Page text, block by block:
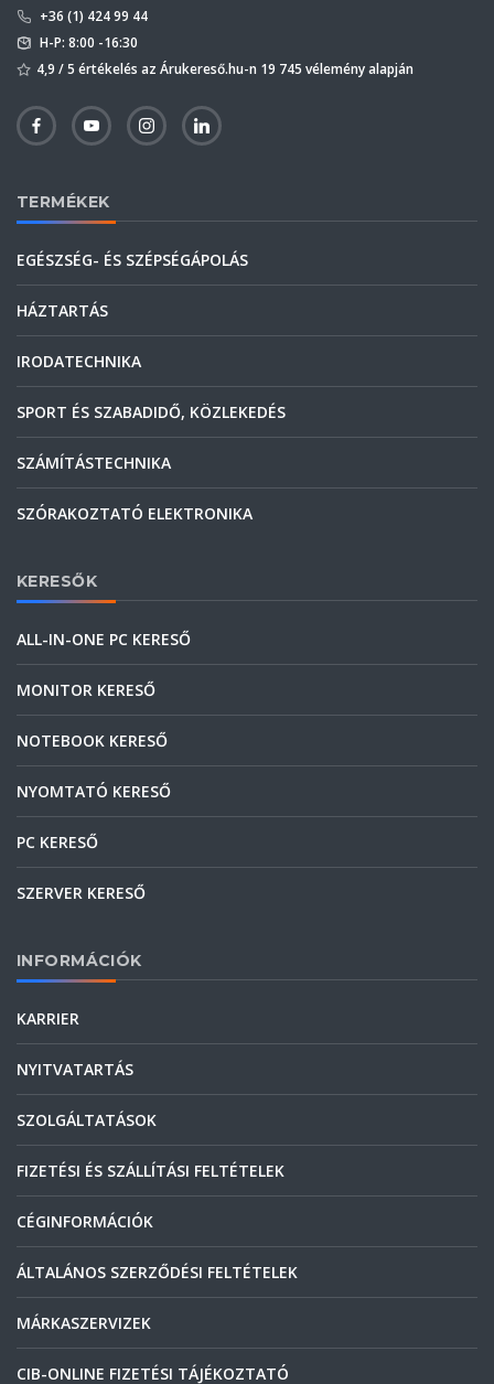
+36 (1) 424 99 44
H-P: 8:00 -16:30
4,9 / 5 értékelés az Árukereső.hu-n 19 745 vélemény alapján
TERMÉKEK
EGÉSZSÉG- ÉS SZÉPSÉGÁPOLÁS
HÁZTARTÁS
IRODATECHNIKA
SPORT ÉS SZABADIDŐ, KÖZLEKEDÉS
SZÁMÍTÁSTECHNIKA
SZÓRAKOZTATÓ ELEKTRONIKA
KERESŐK
ALL-IN-ONE PC KERESŐ
MONITOR KERESŐ
NOTEBOOK KERESŐ
NYOMTATÓ KERESŐ
PC KERESŐ
SZERVER KERESŐ
INFORMÁCIÓK
KARRIER
NYITVATARTÁS
SZOLGÁLTATÁSOK
FIZETÉSI ÉS SZÁLLÍTÁSI FELTÉTELEK
CÉGINFORMÁCIÓK
ÁLTALÁNOS SZERZŐDÉSI FELTÉTELEK
MÁRKASZERVIZEK
CIB-ONLINE FIZETÉSI TÁJÉKOZTATÓ